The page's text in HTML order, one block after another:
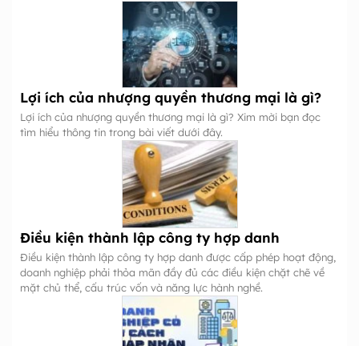
Lợi ích của nhượng quyền thương mại là gì?
Lợi ích của nhượng quyền thương mại là gì? Xim mời bạn đọc
tìm hiểu thông tin trong bài viết dưới đây.
Điều kiện thành lập công ty hợp danh
Điều kiện thành lập công ty hợp danh được cấp phép hoạt động,
doanh nghiệp phải thỏa mãn đầy đủ các điều kiện chặt chẽ về
mặt chủ thể, cấu trúc vốn và năng lực hành nghề.